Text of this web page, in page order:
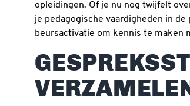
opleidingen. Of je nu nog twijfelt
je pedagogische vaardigheden in
beursactivatie om kennis te maken